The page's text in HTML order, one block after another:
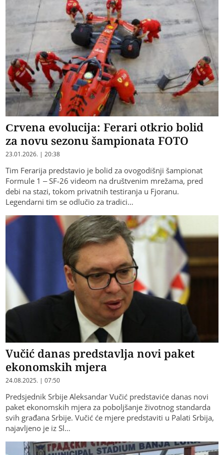
Crvena evolucija: Ferari otkrio bolid
za novu sezonu šampionata FOTO
23.01.2026. | 20:38
Tim Ferarija predstavio je bolid za ovogodišnji šampionat
Formule 1 – SF-26 videom na društvenim mrežama, pred
debi na stazi, tokom privatnih testiranja u Fjoranu.
Legendarni tim se odlučio za tradici…
Vučić danas predstavlja novi paket
ekonomskih mjera
24.08.2025. | 07:50
Predsjednik Srbije Aleksandar Vučić predstaviće danas novi
paket ekonomskih mjera za poboljšanje životnog standarda
svih građana Srbije. Vučić će mjere predstaviti u Palati Srbija,
najavljeno je iz Sl…